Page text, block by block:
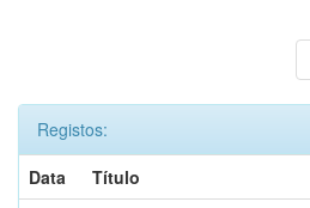
Registos:
Data
Título